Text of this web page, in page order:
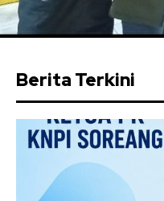
Berita Terkini